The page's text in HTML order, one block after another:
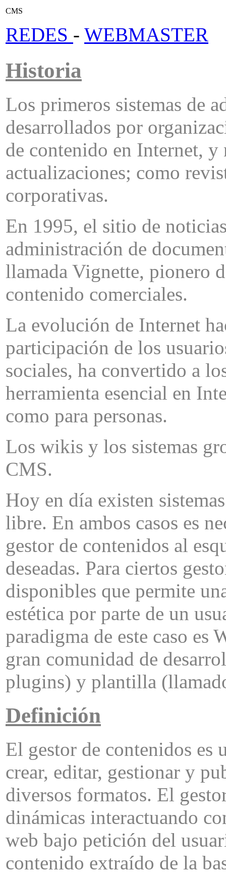
CMS
REDES - WEBMASTER
Historia
Los primeros sistemas de
desarrollados por
de contenido en Internet, y
actualizaciones; como
corporativas.
En 1995, el sitio de
administración de
llamada Vignette, pionero
contenido comerciales.
La evolución de Internet
participación de los
sociales, ha convertido a
herramienta esencial en
como para personas.
Los wikis y los sistemas
CMS.
Hoy en día existen
libre. En ambos casos es
gestor de contenidos al
deseadas. Para ciertos
disponibles que permite
estética por parte de un
paradigma de este caso es
gran comunidad de
plugins) y plantilla
Definición
El gestor de contenidos es
crear, editar, gestionar y
diversos formatos. El
dinámicas interactuando
web bajo petición del
contenido extraído de la